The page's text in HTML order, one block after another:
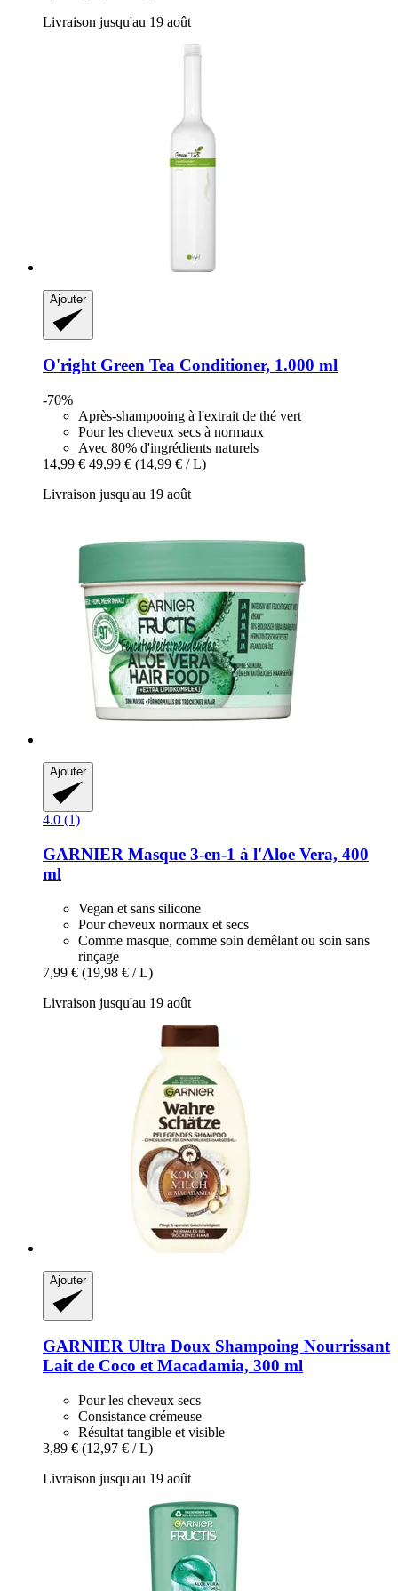
Livraison jusqu'au 19 août
Ajouter
O'rightGreen Tea Conditioner, 1.000 ml
-70%
Après-shampooing à l'extrait de thé vert
Pour les cheveux secs à normaux
Avec 80% d'ingrédients naturels
14,99 € 49,99 € (14,99 € / L)
Livraison jusqu'au 19 août
Ajouter
4.0 (1)
GARNIER Masque 3-​en-​1 à l'Aloe Vera, 400
ml
Vegan et sans silicone
Pour cheveux normaux et secs
Comme masque, comme soin demêlant ou soin sans
rinçage
7,99 € (19,98 € / L)
Livraison jusqu'au 19 août
Ajouter
GARNIER Ultra Doux Shampoing Nourrissant
Lait de Coco et Macadamia, 300 ml
Pour les cheveux secs
Consistance crémeuse
Résultat tangible et visible
3,89 € (12,97 € / L)
Livraison jusqu'au 19 août